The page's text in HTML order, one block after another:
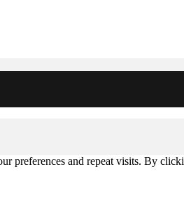
preferences and repeat visits. By